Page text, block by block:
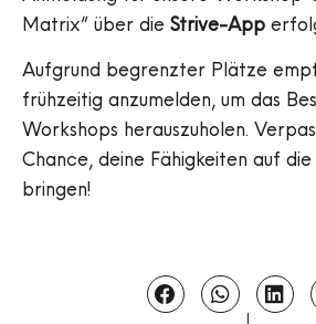
Matrix“ über die Strive-App
Aufgrund begrenzter Plätze
frühzeitig anzumelden, um das
Workshops herauszuholen.
Chance, deine Fähigkeiten auf
bringen!